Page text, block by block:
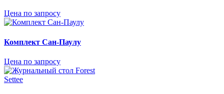
Цена по запросу
Комплект Сан-Паулу
Цена по запросу
Settee